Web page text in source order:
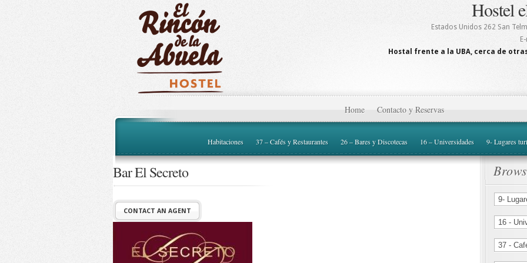
Hostel
Estados Unidos 262 San
Hostal frente a la UBA, cerca de
Home Contacto y Reservas
Habitaciones 37 – Cafés y Restaurantes 26 – Bares y Discotecas 16 – Universidades 9- Lugares
Bar El Secreto
CONTACT AN AGENT